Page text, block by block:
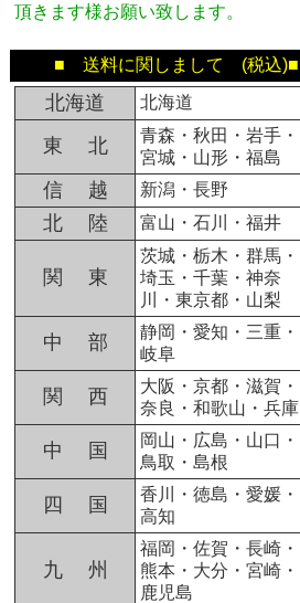
頂きます様お願い致します。
■ 送料に関しまして (税込)■
北海道 北海道
東 北
青森・秋田・岩手・
宮城・山形・福島
信 越 新潟・長野
北 陸 富山・石川・福井
関 東
茨城・栃木・群馬・
埼玉・千葉・神奈
川・東京都・山梨
中 部
静岡・愛知・三重・
岐阜
関 西
大阪・京都・滋賀・
奈良・和歌山・兵庫
中 国
岡山・広島・山口・
鳥取・島根
四 国
香川・徳島・愛媛・
高知
九 州
福岡・佐賀・長崎・
熊本・大分・宮崎・
鹿児島